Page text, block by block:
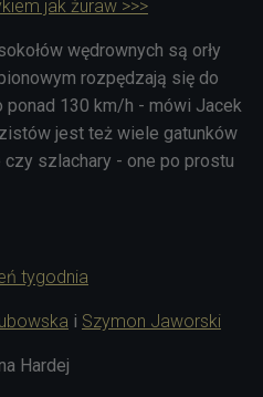
jak żuraw >>>
wędrownych są orły
rozpędzają się do
130 km/h - mówi Jacek
jest też wiele gatunków
czy szlachary - one po prostu
tygodnia
i Szymon Jaworski
Hardej